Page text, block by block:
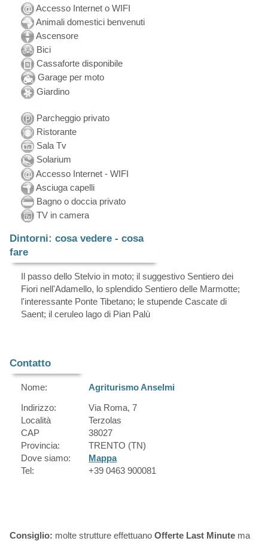
Accesso Internet o WIFI
Animali domestici benvenuti
Ascensore
Bici
Cassaforte disponibile
Garage per moto
Giardino
Parcheggio privato
Ristorante
Sala Tv
Solarium
Accesso Internet - WIFI
Asciuga capelli
Bagno o doccia privato
TV in camera
Dintorni: cosa vedere - cosa
fare
Il passo dello Stelvio in moto; il suggestivo Sentiero dei
Fiori nell'Adamello, lo splendido Sentiero delle Marmotte;
l'interessante Ponte Tibetano; le stupende Cascate di
Saent; il ceruleo lago di Pian Palù
Contatto
Nome:
Indirizzo:
Località
CAP
Provincia:
Dove siamo:
Tel:
Agriturismo Anselmi
Via Roma, 7
Terzolas
38027
TRENTO (TN)
Mappa
+39 0463 900081
Consiglio: molte strutture effettuano Offerte Last Minutema